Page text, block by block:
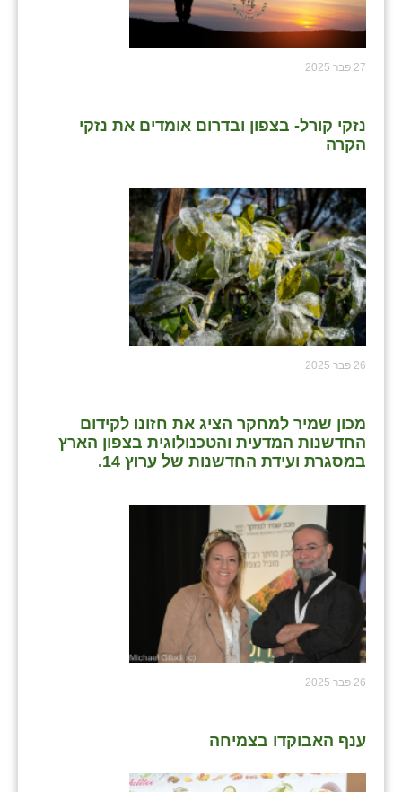
27 פבר 2025
נזקי קורל- בצפון ובדרום אומדים את נזקי
הקרה
26 פבר 2025
מכון שמיר למחקר הציג את חזונו לקידום
החדשנות המדעית והטכנולוגית בצפון הארץ
במסגרת ועידת החדשנות של ערוץ 14.
26 פבר 2025
ענף האבוקדו בצמיחה